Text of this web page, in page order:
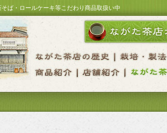
ば・ロールケーキ等こだわり商品取扱い中